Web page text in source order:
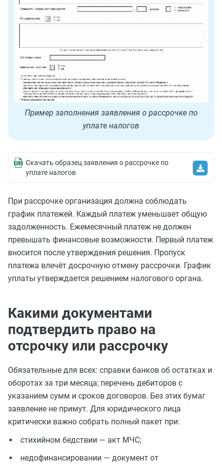
Пример заполнения заявления о рассрочке по
уплате налогов
Скачать образец заявления о рассрочке по
уплате налогов
При рассрочке организация должна соблюдать
график платежей. Каждый платеж уменьшает общую
задолженность. Ежемесячный платеж не должен
превышать финансовые возможности. Первый платеж
вносится после утверждения решения. Пропуск
платежа влечёт досрочную отмену рассрочки. График
уплаты утверждается решением налогового органа.
Какими документами
подтвердить право на
отсрочку или рассрочку
Обязательные для всех: справки банков об остатках и
оборотах за три месяца; перечень дебиторов с
указанием сумм и сроков договоров. Без этих бумаг
заявление не примут. Для юридического лица
критически важно собрать полный пакет при:
стихийном бедствии — акт МЧС;
недофинансировании — документ от